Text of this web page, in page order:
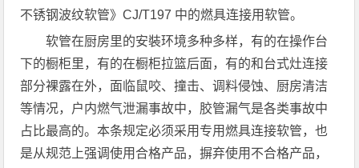
不锈钢波纹软管》CJ/T197 中的燃具连接用软管。
软管在厨房里的安裝环境多种多样，有的在操作台
下的橱柜里，有的在橱柜拉篮后面，有的和台式灶连接
部分裸露在外，面临鼠咬、撞击、调料侵蚀、厨房清洁
等情况，户内燃气泄漏事故中，胶管漏气是各类事故中
占比最高的。本条规定必须采用专用燃具连接软管，也
是从规范上强调使用合格产品，摒弃使用不合格产品，